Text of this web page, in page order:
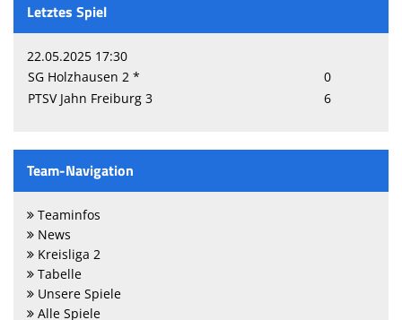
Letztes Spiel
22.05.2025 17:30
SG Holzhausen 2 *
0
PTSV Jahn Freiburg 3
6
Team-Navigation
Teaminfos
News
Kreisliga 2
Tabelle
Unsere Spiele
Alle Spiele